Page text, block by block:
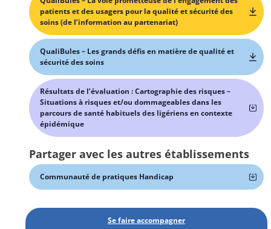
patients et des usagers pour la qualité et sécurité des
soins (de l’information au partenariat)
QualiBules – Les grands défis en matière de qualité et
sécurité des soins
Résultats de l’évaluation : Cartographie des risques –
Situations à risques et/ou dommageables dans les
parcours de santé habituels des ligériens en contexte
épidémique
Partager avec les autres établissements
Communauté de pratiques Handicap
Se faire accompagner